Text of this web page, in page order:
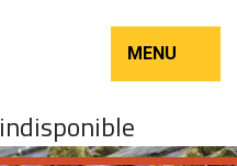
MENU
indisponible